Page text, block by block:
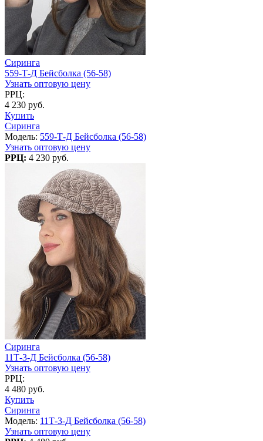
Сиринга
559-Т-Д Бейсболка (56-58)
Узнать оптовую цену
РРЦ:
4 230 руб.
Купить
Сиринга
Модель: 559-Т-Д Бейсболка (56-58)
Узнать оптовую цену
РРЦ: 4 230 руб.
Сиринга
11Т-3-Д Бейсболка (56-58)
Узнать оптовую цену
РРЦ:
4 480 руб.
Купить
Сиринга
Модель: 11Т-3-Д Бейсболка (56-58)
Узнать оптовую цену